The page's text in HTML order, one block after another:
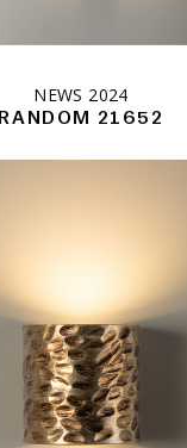
NEWS 2024
RANDOM 21652